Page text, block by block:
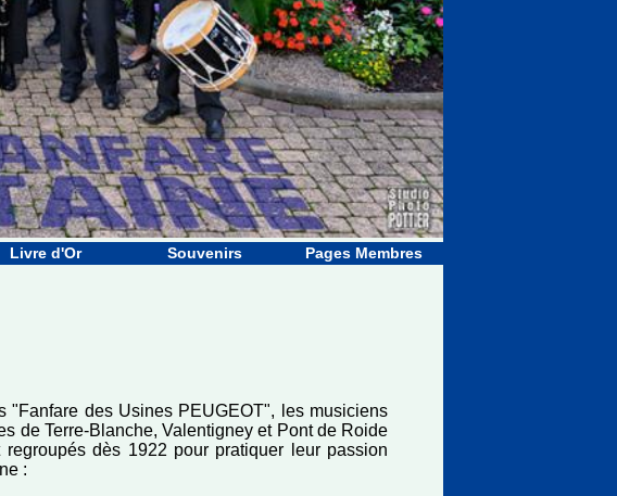
Livre d'Or Souvenirs Pages Membres
"Fanfare des Usines PEUGEOT", les musiciens
de Terre-Blanche, Valentigney et Pont de Roide
regroupés dès 1922 pour pratiquer leur passion
: